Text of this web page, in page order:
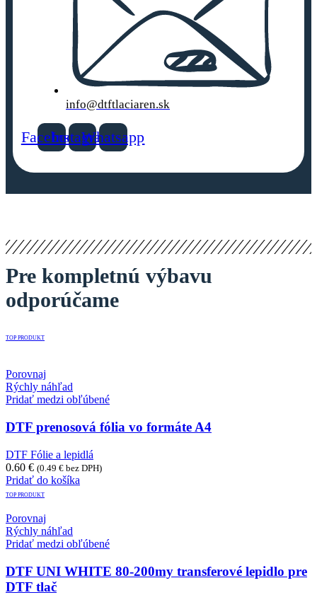
info@dtftlaciaren.sk
FacebookInstagramWhatsapp
Pre kompletnú výbavu
odporúčame
TOP PRODUKT
Porovnaj
Rýchly náhľad
Pridať medzi obľúbené
DTF prenosová fólia vo formáte A4
DTF Fólie a lepidlá
0.60 € (0.49 € bez DPH)
Pridať do košíka
TOP PRODUKT
Porovnaj
Rýchly náhľad
Pridať medzi obľúbené
DTF UNI WHITE 80-200my transferové lepidlo pre
DTF tlač